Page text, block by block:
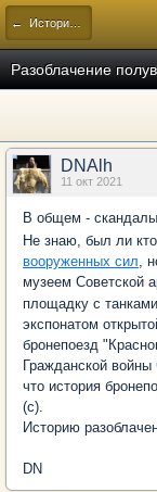
← Исторический
Разоблачение
DNAlh
11 окт 2021
В общем -
Не знаю, был ли
вооруженных сил ,
музеем Советской
площадку с
экспонатом
бронепоезд
Гражданской
что история
(с).
Историю
DN